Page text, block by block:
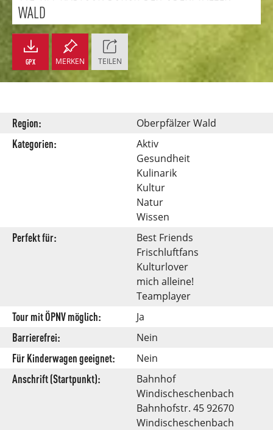
WALD
GPX MERKEN TEILEN
Region: Oberpfälzer Wald
Kategorien:
Aktiv
Gesundheit
Kulinarik
Kultur
Natur
Wissen
Perfekt für:
Best Friends
Frischluftfans
Kulturlover
mich alleine!
Teamplayer
Tour mit ÖPNV möglich: Ja
Barrierefrei: Nein
Für Kinderwagen geeignet: Nein
Anschrift (Startpunkt):
Bahnhof
Windischeschenbach
Bahnhofstr. 45 92670
Windischeschenbach